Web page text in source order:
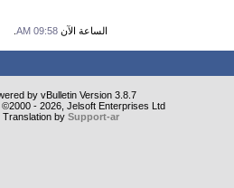
الساعة الآن 09:58 AM
by vBulletin Version 3.8.7
- 2026, Jelsoft Enterprises Ltd
Translation by Support-ar